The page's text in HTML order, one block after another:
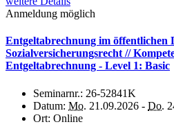
Anmeldung möglich
Entgeltabrechnung im öffentlichen
Sozialversicherungsrecht //
Entgeltabrechnung - Level 1: Basic
Seminarnr.: 26-52841K
Datum: Mo. 21.09.2026 - Do.
Ort: Online